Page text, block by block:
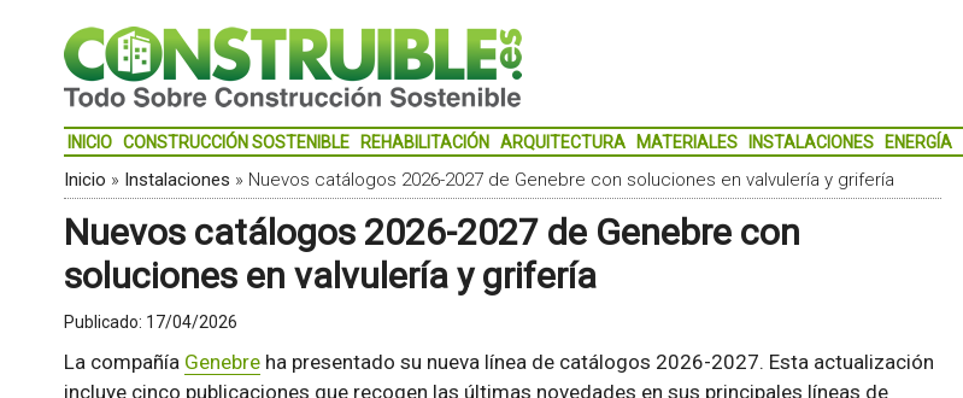
INICIO CONSTRUCCIÓN SOSTENIBLE REHABILITACIÓN ARQUITECTURA MATERIALES INSTALACIONES ENERGÍA
Inicio » Instalaciones » Nuevos catálogos 2026-2027 de Genebre con soluciones en valvulería y grifería
Nuevos catálogos 2026-2027 de Genebre con
soluciones en valvulería y grifería
Publicado: 17/04/2026
La compañía Genebreha presentado su nueva línea de catálogos 2026-2027. Esta actualización
incluye cinco publicaciones que recogen las últimas novedades en sus principales líneas de